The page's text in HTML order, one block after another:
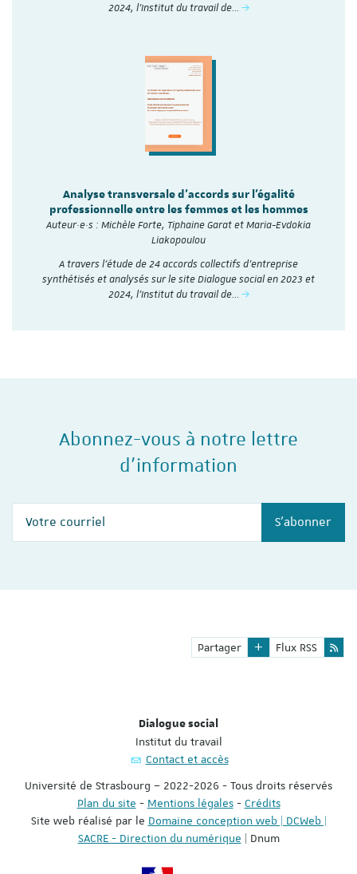
2024, l'Institut du travail de…
Analyse transversale d'accords sur l'égalité
professionnelle entre les femmes et les hommes
Auteur·e·s : Michèle Forte, Tiphaine Garat et Maria-Evdokia
Liakopoulou
A travers l’étude de 24 accords collectifs d’entreprise
synthétisés et analysés sur le site Dialogue social en 2023 et
2024, l'Institut du travail de…
Abonnez-vous à notre lettre
d'information
S'abonner
Partager Flux RSS
Dialogue social
Institut du travail
Contact et accès
Université de Strasbourg – 2022-2026 - Tous droits réservés
Plan du site - Mentions légales- Crédits
Site web réalisé par le Domaine conception web | DCWeb |
SACRE - Direction du numérique | Dnum